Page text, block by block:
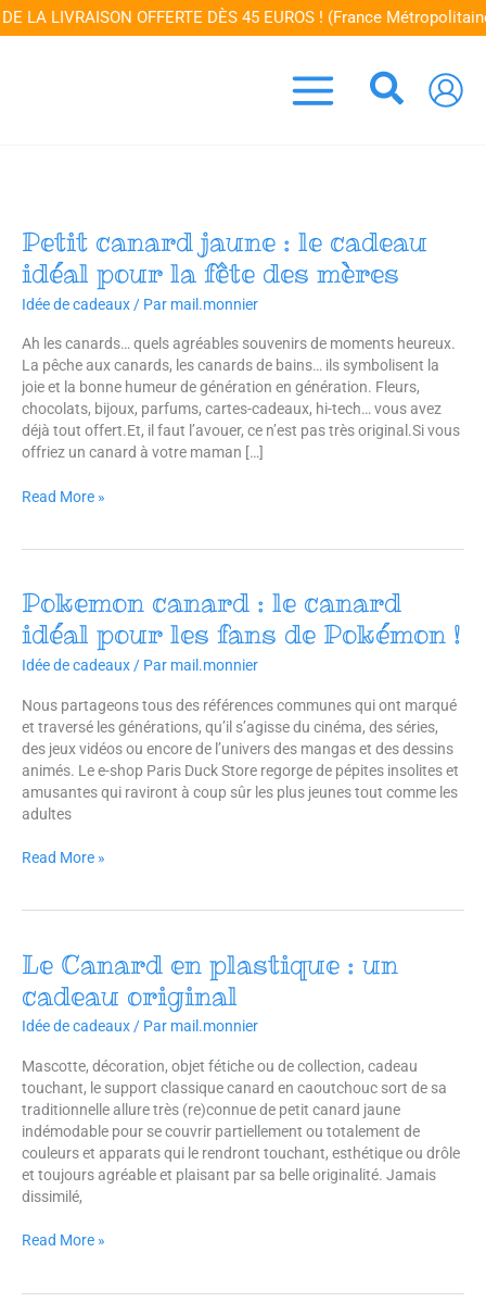
LA LIVRAISON OFFERTE DÈS 45 EUROS ! (France Métropolitaine)
Aller
Petit canard jaune : le cadeau
idéal pour la fête des mères
Idée de cadeaux / Par mail.monnier
Ah les canards… quels agréables souvenirs de moments heureux.
La pêche aux canards, les canards de bains… ils symbolisent la
joie et la bonne humeur de génération en génération. Fleurs,
chocolats, bijoux, parfums, cartes-cadeaux, hi-tech… vous avez
déjà tout offert.Et, il faut l’avouer, ce n’est pas très original.Si vous
offriez un canard à votre maman […]
Petit
canard
jaune
:
cadeau
idéal
pour
la
fête
des
Read More »
Pokemon canard : le canard
idéal pour les fans de Pokémon !
Idée de cadeaux / Par mail.monnier
Nous partageons tous des références communes qui ont marqué
et traversé les générations, qu’il s’agisse du cinéma, des séries,
des jeux vidéos ou encore de l’univers des mangas et des dessins
animés. Le e-shop Paris Duck Store regorge de pépites insolites et
amusantes qui raviront à coup sûr les plus jeunes tout comme les
adultes
Pokemon
canard
:
le
idéal
pour
les
fans
de
Pokémon
Read More »
Le Canard en plastique : un
cadeau original
Idée de cadeaux/ Par mail.monnier
Mascotte, décoration, objet fétiche ou de collection, cadeau
touchant, le support classique canard en caoutchouc sort de sa
traditionnelle allure très (re)connue de petit canard jaune
indémodable pour se couvrir partiellement ou totalement de
couleurs et apparats qui le rendront touchant, esthétique ou drôle
et toujours agréable et plaisant par sa belle originalité. Jamais
dissimilé,
Le
Canard
en
plastique
un
cadeau
original
Read More »